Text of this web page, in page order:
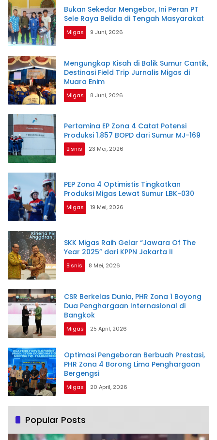
Bukan Sekedar Mengebor, Ini Peran PT
Sele Raya Belida di Tengah Masyarakat
Migas 9 Juni, 2026
Mengungkap Kisah di Balik Sumur Cantik,
Destinasi Field Trip Jurnalis Migas di
Muara Enim
Migas 8 Juni, 2026
Pertamina EP Zona 4 Catat Potensi
Produksi 1.857 BOPD dari Sumur MJ-169
Bisnis 23 Mei, 2026
PEP Zona 4 Optimistis Tingkatkan
Produksi Migas Lewat Sumur LBK-030
Migas 19 Mei, 2026
SKK Migas Raih Gelar “Jawara Of The
Year 2025” dari KPPN Jakarta II
Bisnis 8 Mei, 2026
CSR Berkelas Dunia, PHR Zona 1 Boyong
Dua Penghargaan Internasional di
Bangkok
Migas 25 April, 2026
Optimasi Pengeboran Berbuah Prestasi,
PHR Zona 4 Borong Lima Penghargaan
Bergengsi
Migas 20 April, 2026
Popular Posts